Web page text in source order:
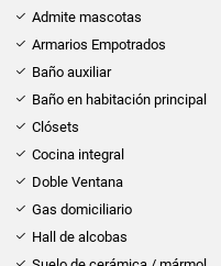
Admite mascotas
Armarios Empotrados
Baño auxiliar
Baño en habitación principal
Clósets
Cocina integral
Doble Ventana
Gas domiciliario
Hall de alcobas